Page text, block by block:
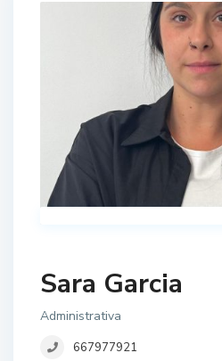
Sara Garcia
Administrativa
667977921